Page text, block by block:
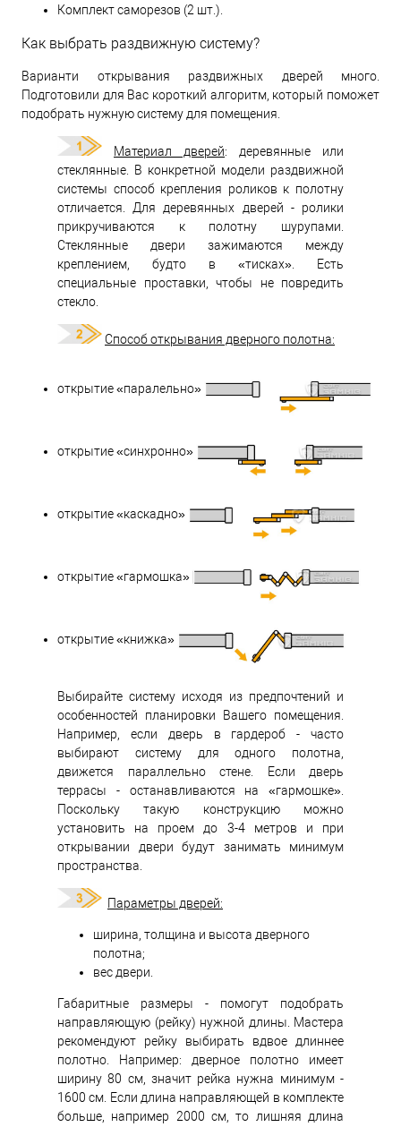
Комплект саморезов (2 шт.).
Как выбрать раздвижную систему?
Варианти открывания раздвижных дверей много.
Подготовили для Вас короткий алгоритм, который поможет
подобрать нужную систему для помещения.
Материал дверей: деревянные или
стеклянные. В конкретной модели раздвижной
системы способ крепления роликов к полотну
отличается. Для деревянных дверей - ролики
прикручиваются к полотну шурупами.
Стеклянные двери зажимаются между
креплением, будто в «тисках». Есть
специальные проставки, чтобы не повредить
стекло.
Способ открывания дверного полотна:
открытие «паралельно»
открытие «синхронно»
открытие «каскадно»
открытие «гармошка»
открытие «книжка»
Выбирайте систему исходя из предпочтений и
особенностей планировки Вашего помещения.
Например, если дверь в гардероб - часто
выбирают систему для одного полотна,
движется параллельно стене. Если дверь
террасы - останавливаются на «гармошке».
Поскольку такую конструкцию можно
установить на проем до 3-4 метров и при
открывании двери будут занимать минимум
пространства.
Параметры дверей:
ширина, толщина и высота дверного
полотна;
вес двери.
Габаритные размеры - помогут подобрать
направляющую (рейку) нужной длины. Мастера
рекомендуют рейку выбирать вдвое длиннее
полотно. Например: дверное полотно имеет
ширину 80 см, значит рейка нужна минимум -
1600 см. Если длина направляющей в комплекте
больше, например 2000 см, то лишняя длина